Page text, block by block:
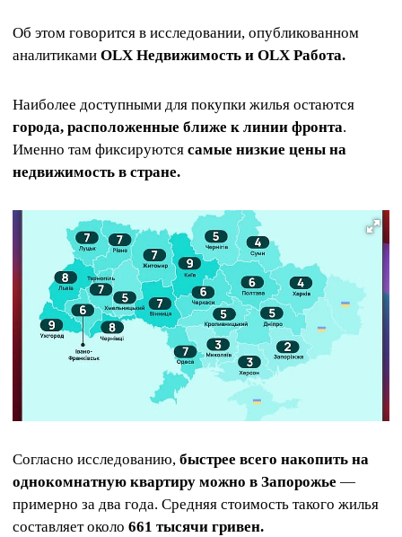
Об этом говорится в исследовании, опубликованном
аналитиками OLX Недвижимость и OLX Работа.
Наиболее доступными для покупки жилья остаются
города, расположенные ближе к линии фронта.
Именно там фиксируются самые низкие цены на
недвижимость в стране.
Согласно исследованию, быстрее всего накопить на
однокомнатную квартиру можно в Запорожье —
примерно за два года. Средняя стоимость такого жилья
составляет около 661 тысячи гривен.